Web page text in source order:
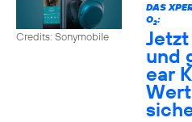
Credits: Sonymobile
DAS
O2:
und
ear